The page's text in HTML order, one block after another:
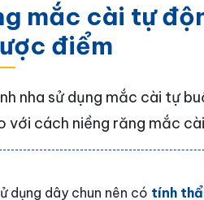
mắc cài tự
điểm
nha sử dụng mắc cài tự
với cách niềng răng mắc
dụng dây chun nên có tính